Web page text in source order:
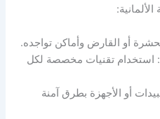
أو القارض وأماكن تواجده.
: استخدام تقنيات مخصصة لكل
أو الأجهزة بطرق آمنة